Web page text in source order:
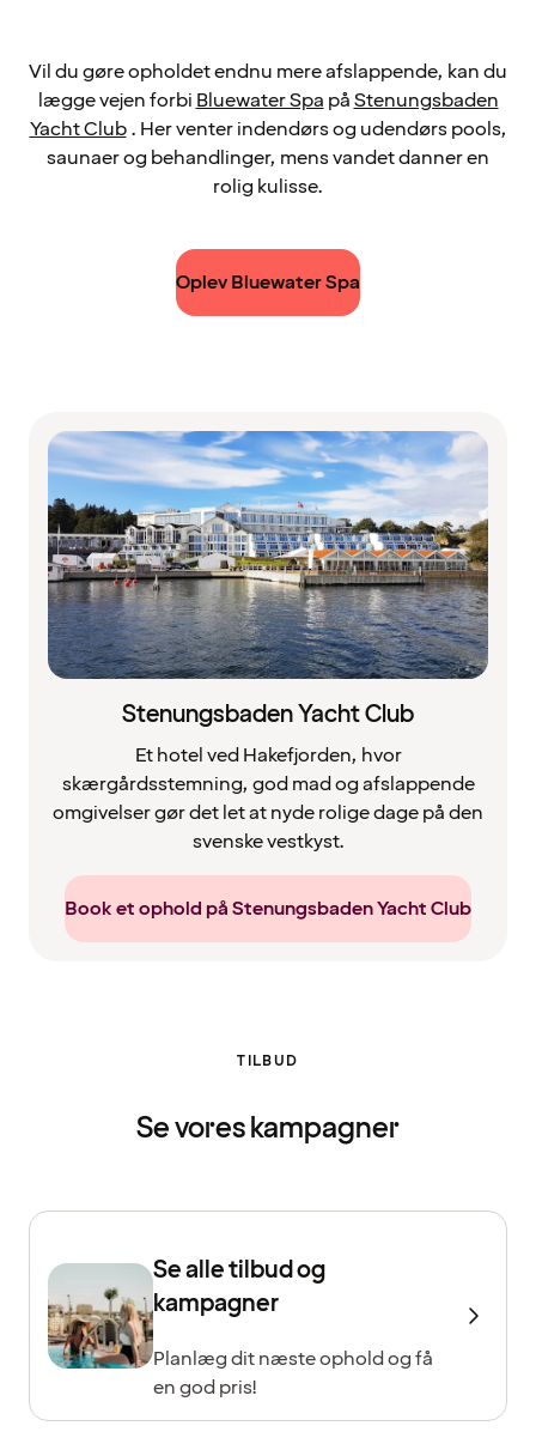
Vil du gøre opholdet endnu mere afslappende, kan du
lægge vejen forbi Bluewater Spa påStenungsbaden
Yacht Club. Her venter indendørs og udendørs pools,
saunaer og behandlinger, mens vandet danner en
rolig kulisse.
Oplev Bluewater Spa
Stenungsbaden Yacht Club
Et hotel ved Hakefjorden, hvor
skærgårdsstemning, god mad og afslappende
omgivelser gør det let at nyde rolige dage på den
svenske vestkyst.
Book et ophold på Stenungsbaden Yacht Club
TILBUD
Se vores kampagner
Se alle tilbud og
kampagner
Planlæg dit næste ophold og få
en god pris!